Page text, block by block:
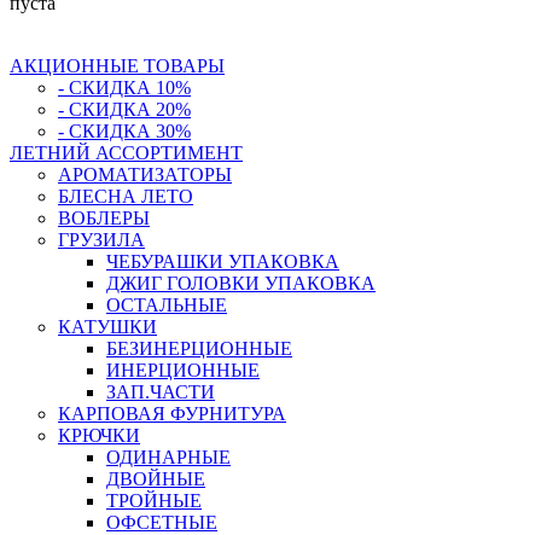
АКЦИОННЫЕ ТОВАРЫ
- СКИДКА 10%
- СКИДКА 20%
- СКИДКА 30%
ЛЕТНИЙ АССОРТИМЕНТ
АРОМАТИЗАТОРЫ
БЛЕСНА ЛЕТО
ВОБЛЕРЫ
ГРУЗИЛА
ЧЕБУРАШКИ УПАКОВКА
ДЖИГ ГОЛОВКИ УПАКОВКА
ОСТАЛЬНЫЕ
КАТУШКИ
БЕЗИНЕРЦИОННЫЕ
ИНЕРЦИОННЫЕ
ЗАП.ЧАСТИ
КАРПОВАЯ ФУРНИТУРА
КРЮЧКИ
ОДИНАРНЫЕ
ДВОЙНЫЕ
ТРОЙНЫЕ
ОФСЕТНЫЕ